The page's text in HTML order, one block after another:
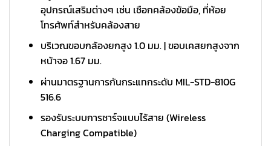
อุปกรณ์เสริมต่างๆ เช่น เชือกคล้องข้อมือ, ที่ห้อย
โทรศัพท์สำหรับคล้องสาย
บริเวณขอบกล้องยกสูง 1.0 มม. | ขอบเคสยกสูงจาก
หน้าจอ 1.67 มม.
ผ่านมาตรฐานการกันกระแทกระดับ MIL-STD-810G
516.6
รองรับระบบการชาร์จแบบไร้สาย (Wireless
Charging Compatible)